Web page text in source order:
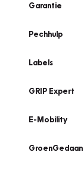
Garantie
Pechhulp
Labels
GRIP Expert
E-Mobility
GroenGedaan